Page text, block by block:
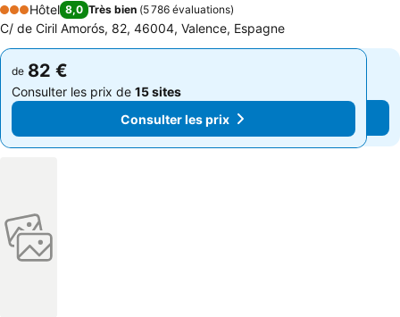
3 Étoiles
Hôtel 8,0 Très bien (5 786 évaluations)
C/ de Ciril Amorós, 82, 46004, Valence, Espagne
de 82 €
Consulter les prix de 15 sites
Consulter les prix
de 82 €
Consulter les prix de 15 sites
Consulter les prix